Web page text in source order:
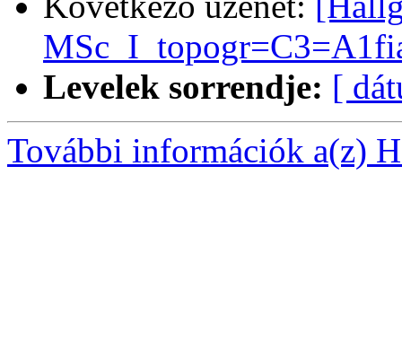
Levelek sorrendje: [
További információk a(z)